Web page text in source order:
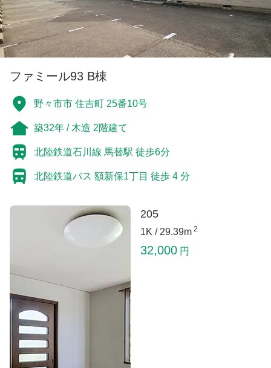
ファミール93 B棟
野々市市 住吉町 25番10号
築32年 / 木造 2階建て
北陸鉄道石川線 馬替駅 徒歩6分
北陸鉄道バス 額新保1丁目 徒歩 4 分
205
1K / 29.39m 2
32,000 円